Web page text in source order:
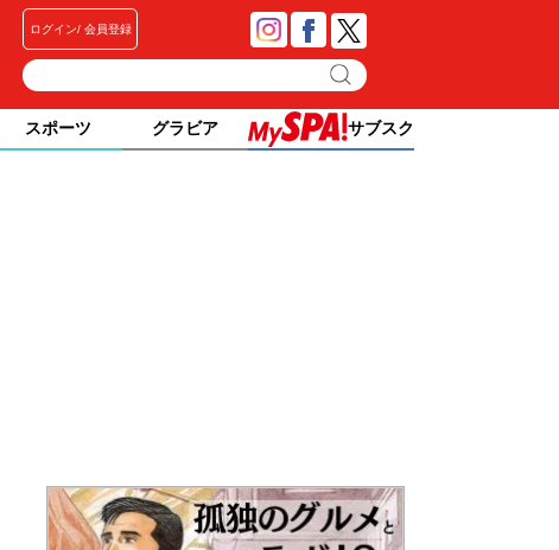
ログイン 会員登録
スポーツ グラビア サブスク